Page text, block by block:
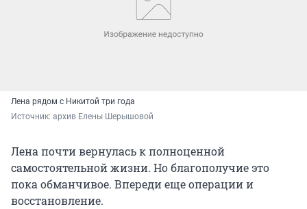
Лена рядом с Никитой три года
Источник: архив Елены Шерышовой
Лена почти вернулась к полноценной
самостоятельной жизни. Но благополучие это
пока обманчивое. Впереди еще операции и
восстановление.